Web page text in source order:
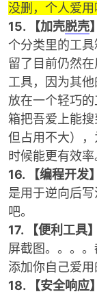
没删，个人爱用
15. 【加壳脱壳】
个分类里的工
留了目前仍然在
工具，因为其他
放在一个轻巧
箱把吾爱上能搜
但占用不大）
时候能更有效率
16. 【编程开发】
是用于逆向后
吧。
17. 【便利工具】
屏截图。。。
添加你自己爱用
18. 【安全响应】